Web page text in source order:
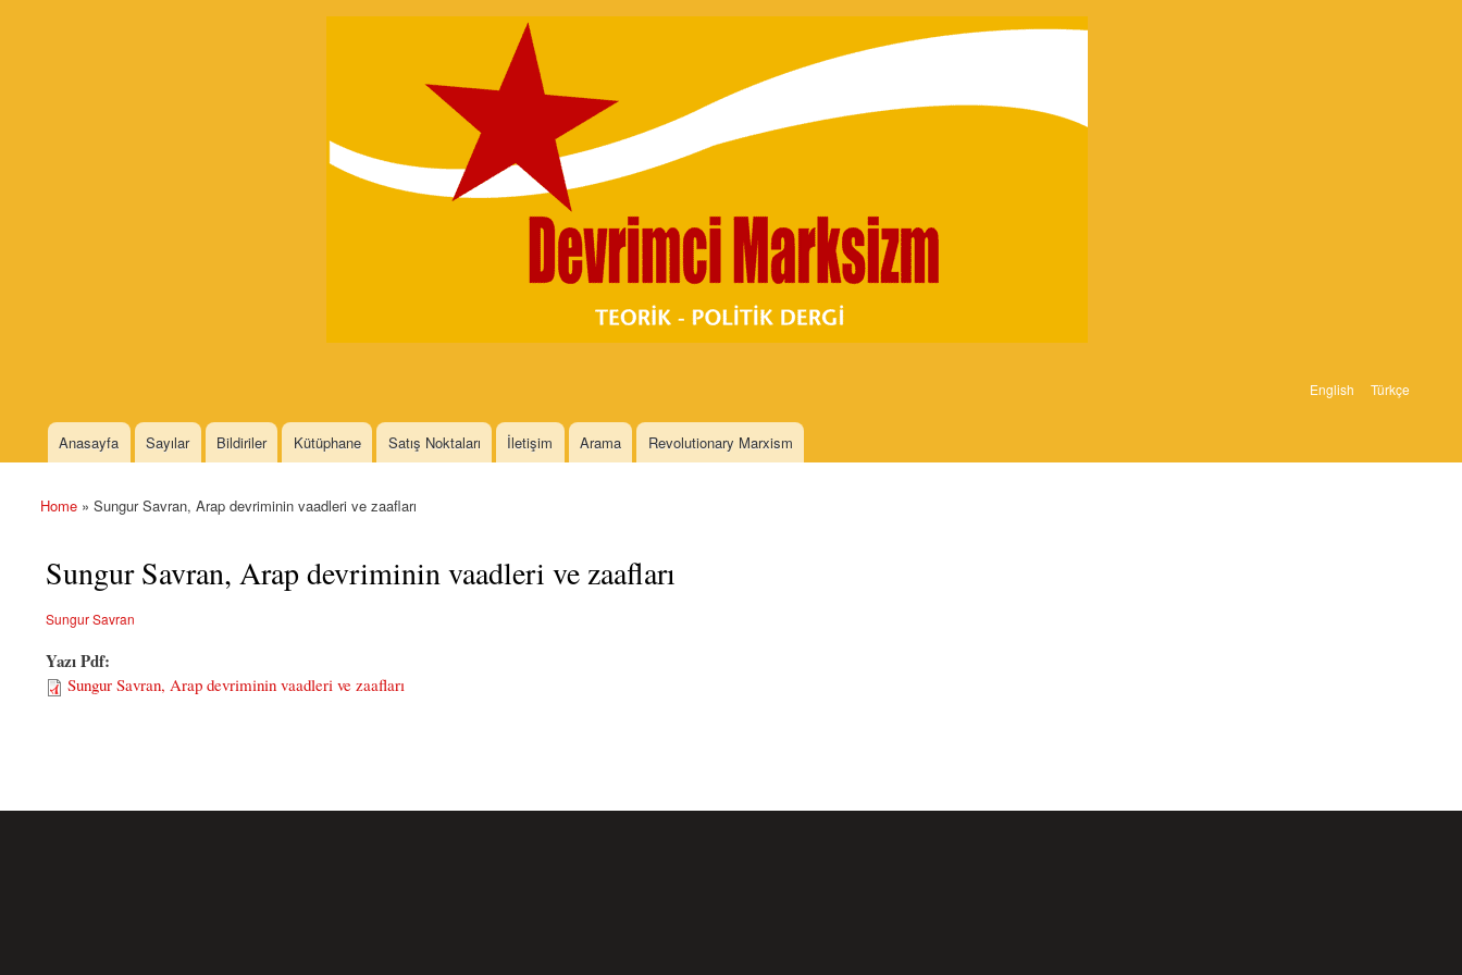
Skip to
English Türkçe
Main menu
Anasayfa Sayılar Bildiriler Kütüphane Satış Noktaları İletişim Arama Revolutionary Marxism
You are here
Home » Sungur Savran, Arap devriminin vaadleri ve zaafları
Sungur Savran, Arap devriminin vaadleri ve zaafları
Sungur Savran
Yazı Pdf:
Sungur Savran, Arap devriminin vaadleri ve zaafları